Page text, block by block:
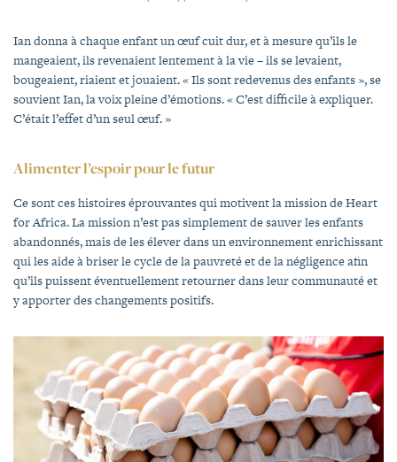
Ian donna à chaque enfant un œuf cuit dur, et à mesure qu’ils le
mangeaient, ils revenaient lentement à la vie – ils se levaient,
bougeaient, riaient et jouaient. « Ils sont redevenus des enfants », se
souvient Ian, la voix pleine d’émotions. « C’est difficile à expliquer.
C’était l’effet d’un seul œuf. »
Alimenter l’espoir pour le futur
Ce sont ces histoires éprouvantes qui motivent la mission de Heart
for Africa. La mission n’est pas simplement de sauver les enfants
abandonnés, mais de les élever dans un environnement enrichissant
qui les aide à briser le cycle de la pauvreté et de la négligence afin
qu’ils puissent éventuellement retourner dans leur communauté et
y apporter des changements positifs.